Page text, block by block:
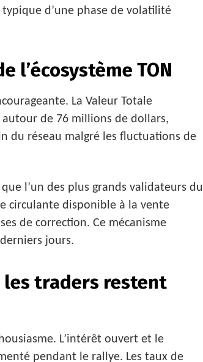
d’une phase de volatilité
l’écosystème TON
La Valeur Totale
autour de 76 millions de dollars,
du réseau malgré les fluctuations de
l’un des plus grands validateurs du
circulante disponible à la vente
de correction. Ce mécanisme
jours.
les traders restent
L’intérêt ouvert et le
pendant le rallye. Les taux de